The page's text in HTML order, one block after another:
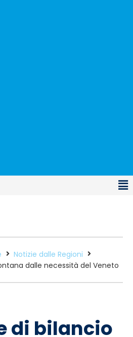
Notizie dalle Regioni
dalle necessità del Veneto
di bilancio